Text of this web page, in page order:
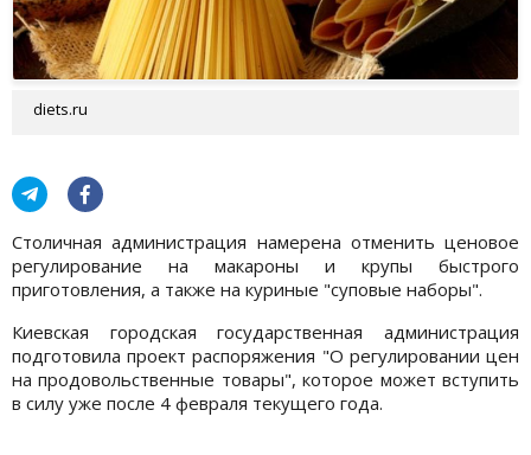
diets.ru
Столичная администрация намерена отменить ценовое
регулирование на макароны и крупы быстрого
приготовления, а также на куриные "суповые наборы".
Киевская городская государственная администрация
подготовила проект распоряжения "О регулировании цен
на продовольственные товары", которое может вступить
в силу уже после 4 февраля текущего года.